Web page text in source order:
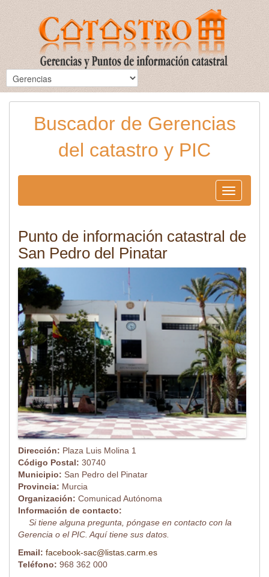
Buscador de Gerencias
del catastro y PIC
Toggle
navigation
Punto de información catastral de
San Pedro del Pinatar
Dirección: Plaza Luis Molina 1
Código Postal: 30740
Municipio: San Pedro del Pinatar
Provincia: Murcia
Organización: Comunicad Autónoma
Información de contacto:
Si tiene alguna pregunta, póngase en contacto con la
Gerencia o el PIC. Aquí tiene sus datos.
Email: facebook-sac@listas.carm.es
Teléfono: 968 362 000